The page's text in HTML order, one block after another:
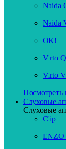
Naida
Naida
OK!
Virto Q
Virto V
Посмотреть
Слуховые
Слуховые
Clip
ENZO